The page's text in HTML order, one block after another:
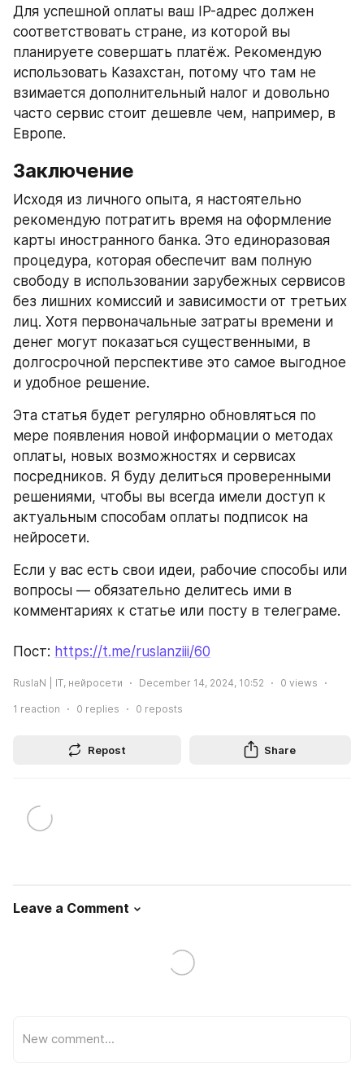
Для успешной оплаты ваш IP-адрес должен
соответствовать стране, из которой вы
планируете совершать платёж. Рекомендую
использовать Казахстан, потому что там не
взимается дополнительный налог и довольно
часто сервис стоит дешевле чем, например, в
Европе.
Заключение
Исходя из личного опыта, я настоятельно
рекомендую потратить время на оформление
карты иностранного банка. Это единоразовая
процедура, которая обеспечит вам полную
свободу в использовании зарубежных сервисов
без лишних комиссий и зависимости от третьих
лиц. Хотя первоначальные затраты времени и
денег могут показаться существенными, в
долгосрочной перспективе это самое выгодное
и удобное решение.
Эта статья будет регулярно обновляться по
мере появления новой информации о методах
оплаты, новых возможностях и сервисах
посредников. Я буду делиться проверенными
решениями, чтобы вы всегда имели доступ к
актуальным способам оплаты подписок на
нейросети.
Если у вас есть свои идеи, рабочие способы или
вопросы — обязательно делитесь ими в
комментариях к статье или посту в телеграме.
Пост: https://t.me/ruslanziii/60
RuslaN | IT, нейросети December 14, 2024, 10:52 0 views
1 reaction 0 replies 0 reposts
Repost Share
Leave a Comment